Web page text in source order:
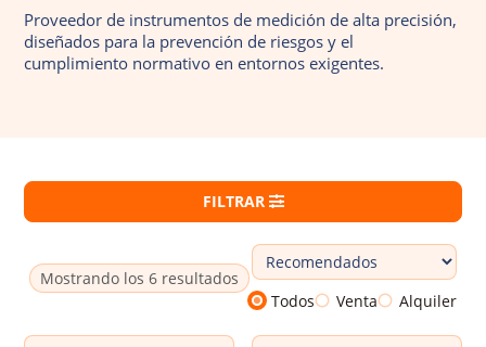
Medidores de estrés térmico
Dosímetros de ruido
Termohigrómetros
Pluviómetro
Proveedor de instrumentos de medición de alta precisión,
diseñados para la prevención de riesgos y el
cumplimiento normativo en entornos exigentes.
FILTRAR
Mostrando los 6 resultados
Todos
Venta Alquiler